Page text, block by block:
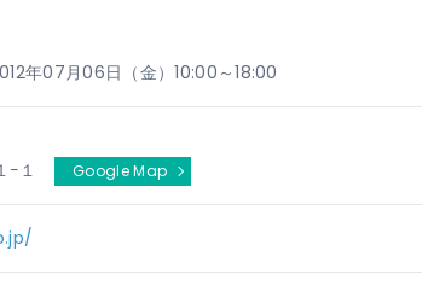
年07月06日（金）10:00～18:00
−１
Google Map